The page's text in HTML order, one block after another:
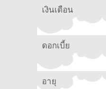
เงินเดือน
ดอกเบี้ย
อายุ